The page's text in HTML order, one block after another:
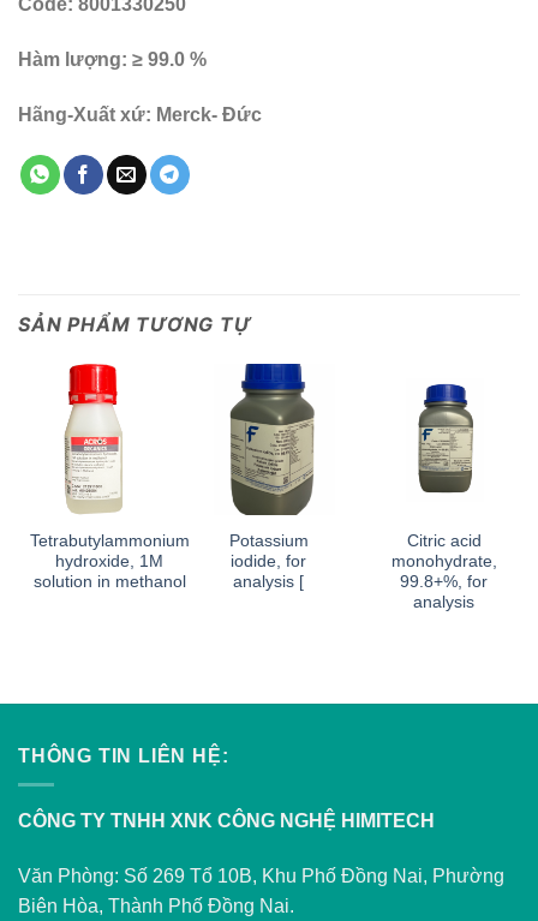
Code: 8001330250
Hàm lượng: ≥ 99.0 %
Hãng-Xuất xứ: Merck- Đức
SẢN PHẨM TƯƠNG TỰ
Tetrabutylammonium
hydroxide, 1M
solution in methanol
Potassium
iodide, for
analysis [
Citric acid
monohydrate,
99.8+%, for
analysis
THÔNG TIN LIÊN HỆ:
CÔNG TY TNHH XNK CÔNG NGHỆ HIMITECH
Văn Phòng: Số 269 Tổ 10B, Khu Phố Đồng Nai, Phường
Biên Hòa, Thành Phố Đồng Nai.